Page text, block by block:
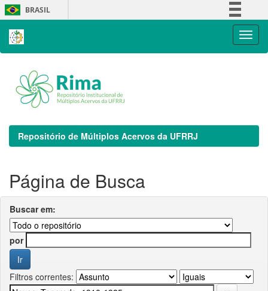
Skip
navigation
BRASIL
Repositório de Múltiplos Acervos da UFRRJ
Página de Busca
Buscar em:
por
Filtros correntes: